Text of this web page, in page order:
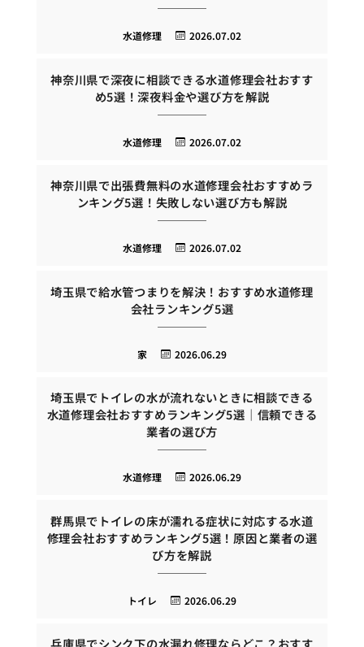
2026.07.02
水道修理
神奈川県で深夜に相談できる水道修理会社おすす
め5選！深夜料金や選び方を解説
2026.07.02
水道修理
神奈川県で出張費無料の水道修理会社おすすめラ
ンキング5選！失敗しない選び方も解説
2026.07.02
水道修理
埼玉県で給水管つまりを解決！おすすめ水道修理
会社ランキング5選
2026.06.29
家
埼玉県でトイレの水が流れないときに相談できる
水道修理会社おすすめランキング5選｜信頼できる
業者の選び方
2026.06.29
水道修理
群馬県でトイレの床が濡れる症状に対応する水道
修理会社おすすめランキング5選！原因と業者の選
び方を解説
2026.06.29
トイレ
兵庫県でシンク下の水漏れ修理ならどこ？おすす